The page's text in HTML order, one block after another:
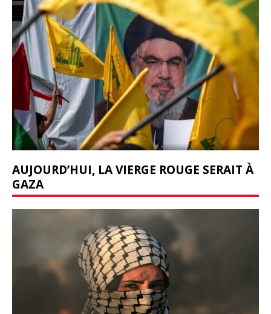
AUJOURD’HUI, LA VIERGE ROUGE SERAIT À
GAZA